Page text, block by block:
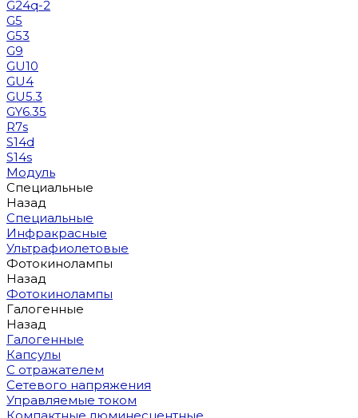
G24q-2
G5
G53
G9
GU10
GU4
GU5.3
GY6.35
R7s
S14d
S14s
Модуль
Специальные
Назад
Специальные
Инфракрасные
Ультрафиолетовые
Фотокинолампы
Назад
Фотокинолампы
Галогенные
Назад
Галогенные
Капсулы
С отражателем
Сетевого напряжения
Управляемые током